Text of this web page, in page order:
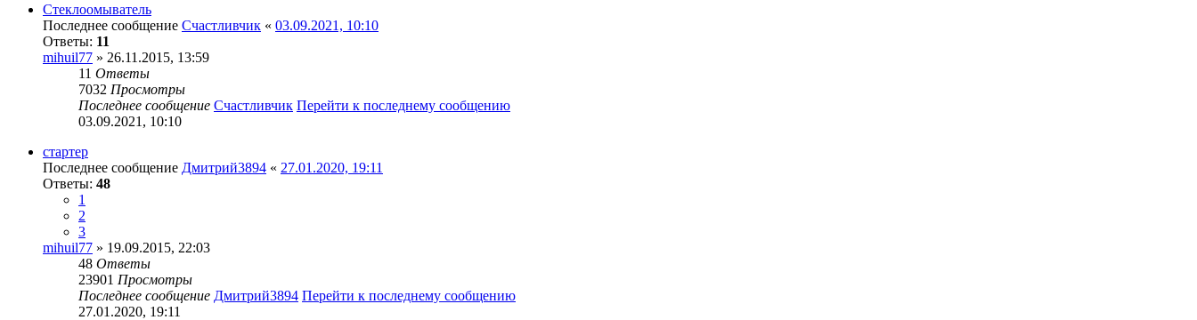
Стеклоомыватель
Последнее сообщение Счастливчик « 03.09.2021, 10:10
Ответы: 11
mihuil77 » 26.11.2015, 13:59
11 Ответы
7032 Просмотры
Последнее сообщение Счастливчик Перейти к последнему сообщению
03.09.2021, 10:10
стартер
Последнее сообщение Дмитрий3894 « 27.01.2020, 19:11
Ответы: 48
1
2
3
mihuil77 » 19.09.2015, 22:03
48 Ответы
23901 Просмотры
Последнее сообщение Дмитрий3894 Перейти к последнему сообщению
27.01.2020, 19:11